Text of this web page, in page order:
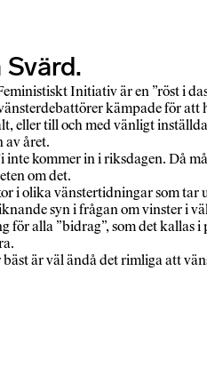
Initiativ är en ”röst i
kämpade för
eller till och med vänligt
av året.
inte kommer in i riksdagen. Då
om det.
i olika vänstertidningar som tar
syn i frågan om vinster i
för alla ”bidrag”, som det kallas
är väl ändå det rimliga att